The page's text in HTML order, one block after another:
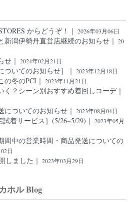
からどうぞ！｜ 2026年03月06日
新潟伊勢丹直営店継続のお知らせ｜ 20
せ｜ 2024年02月21日
ついてのお知らせ］｜ 2023年12月18日
冬のPCI｜ 2023年11月21日
く？シーン別おすすめ着回しコーデ｜
についてのお知らせ｜ 2023年08月04日
着サービス］(5/26~5/29)｜ 2023年05月
間中の営業時間・商品発送についての
日
しました｜ 2023年03月29日
ホル Blog